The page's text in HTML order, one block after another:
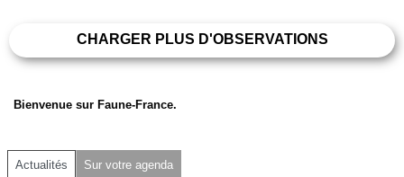
CHARGER PLUS D'OBSERVATIONS
Bienvenue sur Faune-France.
Actualités Sur votre agenda